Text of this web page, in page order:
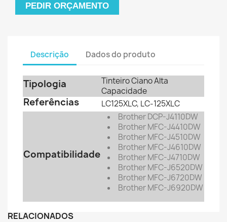
PEDIR ORÇAMENTO
Descrição Dados do produto
Tipologia
Tinteiro Ciano Alta
Capacidade
Referências LC125XLC, LC-125XLC
Compatibilidade
Brother DCP-J4110DW
Brother MFC-J4410DW
Brother MFC-J4510DW
Brother MFC-J4610DW
Brother MFC-J4710DW
Brother MFC-J6520DW
Brother MFC-J6720DW
Brother MFC-J6920DW
RELACIONADOS